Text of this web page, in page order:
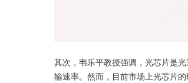
其次，韦乐平教授强调，光芯片是
输速率。然而，目前市场上光芯片